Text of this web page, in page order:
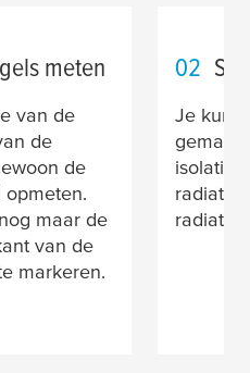
meten
van de
de
de
maar de
van de
markeren.
02
Je kunt
isolatie
radiator